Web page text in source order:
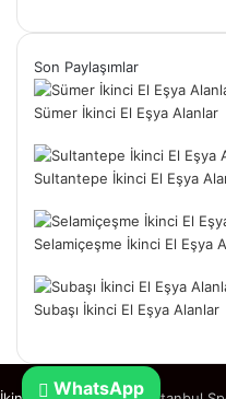
Son Paylaşımlar
Sümer İkinci El Eşya Alanlar
Sultantepe İkinci El Eşya
Selamiçeşme İkinci El Eşya
Subaşı İkinci El Eşya Alanlar
WhatsApp